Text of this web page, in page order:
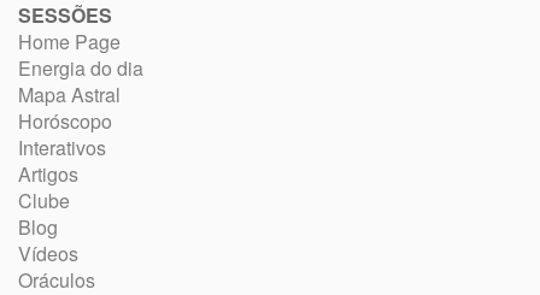
SESSÕES
Home Page
Energia do dia
Mapa Astral
Horóscopo
Interativos
Artigos
Clube
Blog
Vídeos
Oráculos